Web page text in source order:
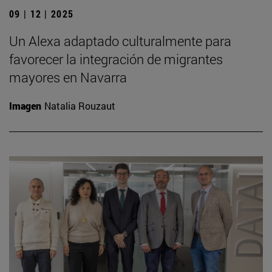
09 | 12 | 2025
Un Alexa adaptado culturalmente para
favorecer la integración de migrantes
mayores en Navarra
Imagen Natalia Rouzaut